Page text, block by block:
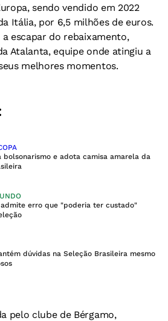
sendo vendido em 2022
Itália, por 6,5 milhões de euros.
escapar do rebaixamento,
Atalanta, equipe onde atingiu a
melhores momentos.
bolsonarismo e adota camisa amarela da
admite erro que "poderia ter custado"
dúvidas na Seleção Brasileira mesmo
pelo clube de Bérgamo,